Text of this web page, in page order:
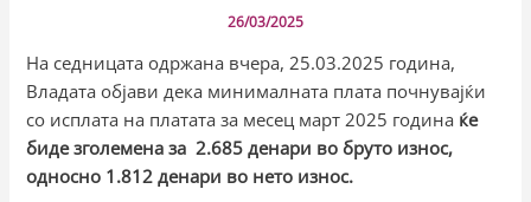
26/03/2025
На седницата одржана вчера, 25.03.2025 година,
Владата објави дека минималната плата почнувајќи
со исплата на платата за месец март 2025 година ќе
биде зголемена за 2.685 денари во бруто износ,
односно 1.812 денари во нето износ.